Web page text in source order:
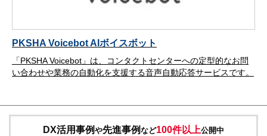
PKSHA Voicebot AIボイスボット
「PKSHA Voicebot」は、コンタクトセンターへの定型的なお問
い合わせや業務の自動化を支援する音声自動応答サービスです。
DX活用事例 や先進事例 など100件以上公開中